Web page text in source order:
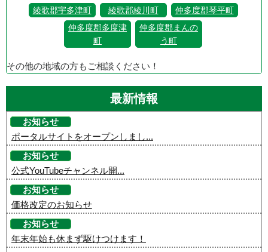
綾歌郡宇多津町
綾歌郡綾川町
仲多度郡琴平町
仲多度郡多度津
町
仲多度郡まんの
う町
その他の地域の方もご相談ください！
最新情報
お知らせ
ポータルサイトをオープンしまし...
お知らせ
公式YouTubeチャンネル開...
お知らせ
価格改定のお知らせ
お知らせ
年末年始も休まず駆けつけます！